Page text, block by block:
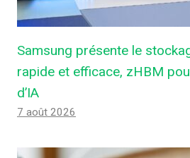
Samsung présente le
rapide et efficace, zHBM
d’IA
7 août 2026